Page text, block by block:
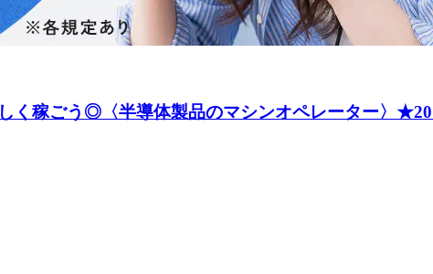
く稼ごう◎〈半導体製品のマシンオペレーター〉